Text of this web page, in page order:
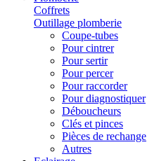
Coffrets
Outillage plomberie
Coupe-tubes
Pour cintrer
Pour sertir
Pour percer
Pour raccorder
Pour diagnostiquer
Déboucheurs
Clés et pinces
Pièces de rechange
Autres